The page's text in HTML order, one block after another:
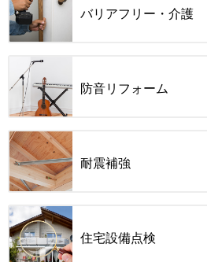
バリアフリー・介護
防音リフォーム
耐震補強
住宅設備点検